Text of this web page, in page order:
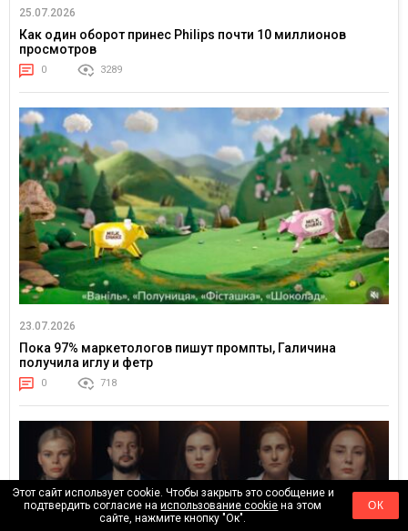
25.07.2026
Как один оборот принес Philips почти 10 миллионов
просмотров
0 3289
23.07.2026
Пока 97% маркетологов пишут промпты, Галичина
получила иглу и фетр
0 718
Этот сайт использует cookie. Чтобы закрыть это сообщение и
подтвердить согласие наиспользование cookie на этом
сайте, нажмите кнопку "Ок".
ОК